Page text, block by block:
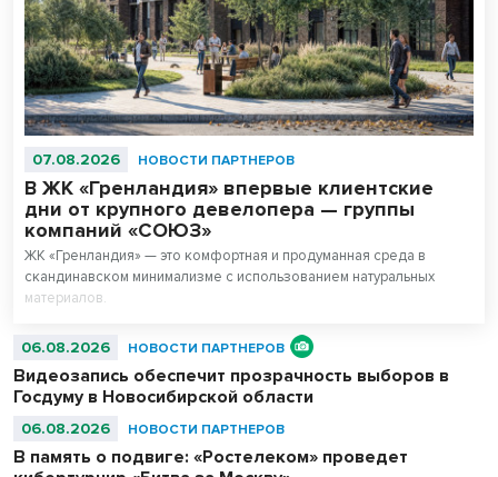
07.08.2026 НОВОСТИ ПАРТНЕРОВ
В ЖК «Гренландия» впервые клиентские
дни от крупного девелопера — группы
компаний «СОЮЗ»
ЖК «Гренландия» — это комфортная и продуманная среда в
скандинавском минимализме с использованием натуральных
материалов.
06.08.2026 НОВОСТИ ПАРТНЕРОВ
Видеозапись обеспечит прозрачность выборов в
Госдуму в Новосибирской области
06.08.2026 НОВОСТИ ПАРТНЕРОВ
В память о подвиге: «Ростелеком» проведет